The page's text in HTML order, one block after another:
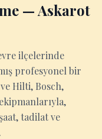
— Askarot
ilçelerinde
profesyonel bir
Hilti, Bosch,
tadilat ve